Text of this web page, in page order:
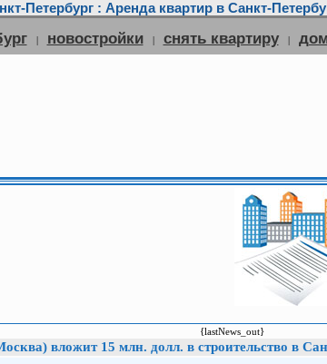
Петербург : Аренда квартир в Санкт-
| новостройки | снять квартиру |
{lastNews_out}
вложит 15 млн. долл. в строительство в